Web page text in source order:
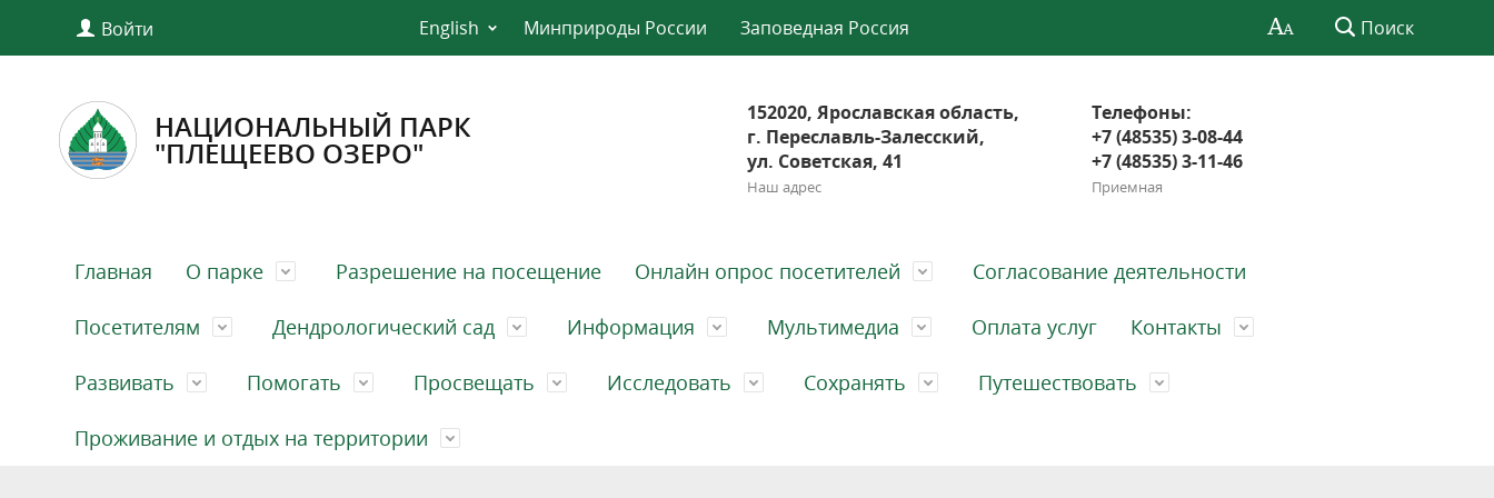
Войти English Минприроды России Заповедная Россия Поиск
НАЦИОНАЛЬНЫЙ ПАРК
"ПЛЕЩЕЕВО ОЗЕРО"
152020, Ярославская область,
г. Переславль-Залесский,
ул. Советская, 41
Наш адрес
Телефоны:
+7 (48535) 3-08-44
+7 (48535) 3-11-46
Приемная
Главная О парке Разрешение на посещение Онлайн опрос посетителей Согласование деятельности
Посетителям Дендрологический сад Информация Мультимедиа Оплата услуг Контакты
Развивать Помогать Просвещать Исследовать Сохранять Путешествовать
Проживание и отдых на территории